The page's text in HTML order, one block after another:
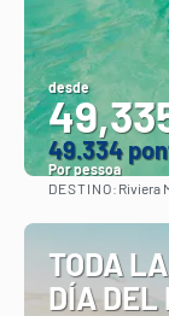
desde
49.334
Por pessoa
DESTINO: Riviera
TODA
DÍA DEL